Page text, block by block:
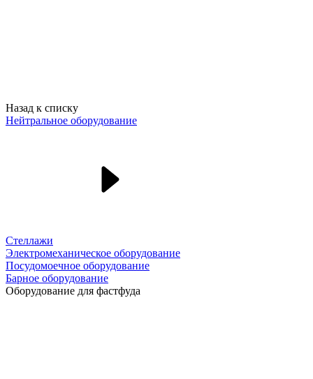
Назад к списку
Нейтральное оборудование
Стеллажи
Электромеханическое оборудование
Посудомоечное оборудование
Барное оборудование
Оборудование для фастфуда